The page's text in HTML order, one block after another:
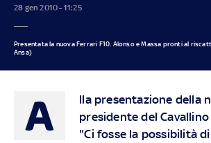
28 gen 2010 - 11:25
Presentata la nuova Ferrari F10. Alonso e Massa pronti al
Ansa)
A
lla presentazione della
presidente del Cavallino
"Ci fosse la possibilità